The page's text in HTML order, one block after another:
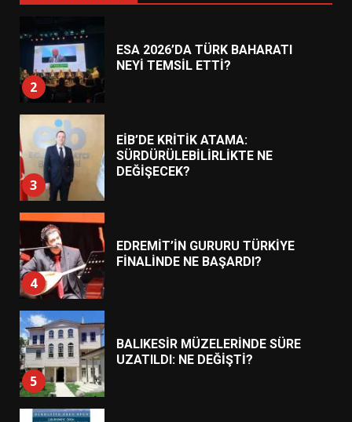
2
ESA 2026’DA TÜRK BAHARATI
NEYİ TEMSİL ETTİ?
3
EİB’DE KRİTİK ATAMA:
SÜRDÜRÜLEBİLİRLİKTE NE
DEĞİŞECEK?
4
EDREMİT’İN GURURU TÜRKİYE
FİNALİNDE NE BAŞARDI?
5
BALIKESİR MÜZELERİNDE SÜRE
UZATILDI: NE DEĞİŞTİ?